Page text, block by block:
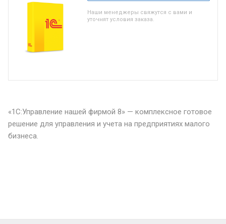
Наши менеджеры свяжутся с вами и
уточнят условия заказа.
«1С:Управление нашей фирмой 8» — комплексное готовое
решение для управления и учета на предприятиях малого
бизнеса.